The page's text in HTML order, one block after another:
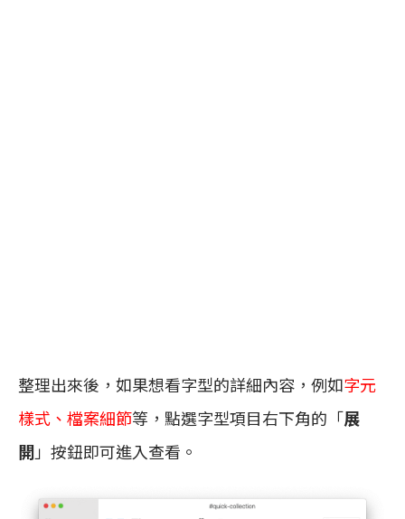
整理出來後，如果想看字型的詳細內容，例如字元
樣式、檔案細節等，點選字型項目右下角的「展
開」按鈕即可進入查看。